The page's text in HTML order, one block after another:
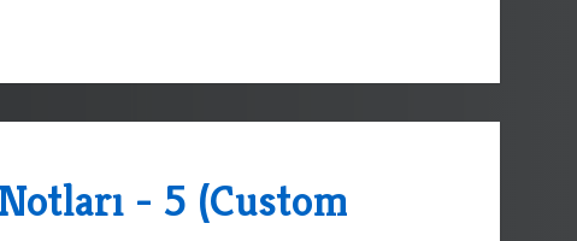
- 5 (Custom